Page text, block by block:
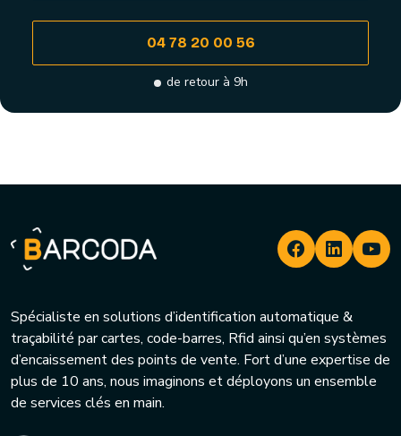
04 78 20 00 56
de retour à 9h
Spécialiste en solutions d’identification automatique &
traçabilité par cartes, code-barres, Rfid ainsi qu’en systèmes
d’encaissement des points de vente. Fort d’une expertise de
plus de 10 ans, nous imaginons et déployons un ensemble
de services clés en main.